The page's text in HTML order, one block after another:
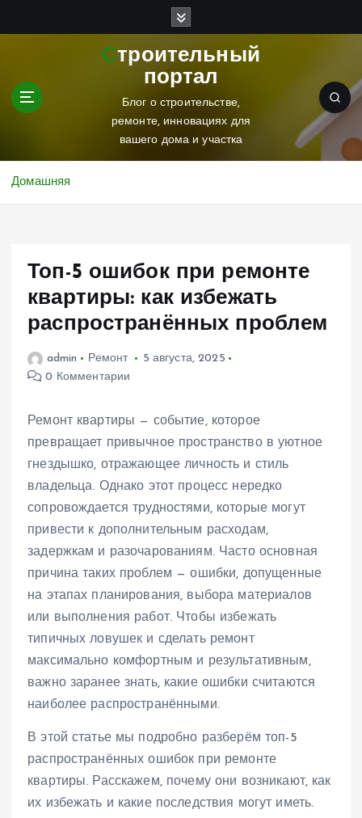
Строительный
портал
Блог о строительстве,
ремонте, инновациях для
вашего дома и участка
Домашняя
Топ-5 ошибок при ремонте
квартиры: как избежать
распространённых проблем
admin Ремонт
5 августа, 2025
0 Комментарии
Ремонт квартиры — событие, которое
превращает привычное пространство в уютное
гнездышко, отражающее личность и стиль
владельца. Однако этот процесс нередко
сопровождается трудностями, которые могут
привести к дополнительным расходам,
задержкам и разочарованиям. Часто основная
причина таких проблем — ошибки, допущенные
на этапах планирования, выбора материалов
или выполнения работ. Чтобы избежать
типичных ловушек и сделать ремонт
максимально комфортным и результативным,
важно заранее знать, какие ошибки считаются
наиболее распространёнными.
В этой статье мы подробно разберём топ-5
распространённых ошибок при ремонте
квартиры. Расскажем, почему они возникают, как
их избежать и какие последствия могут иметь.